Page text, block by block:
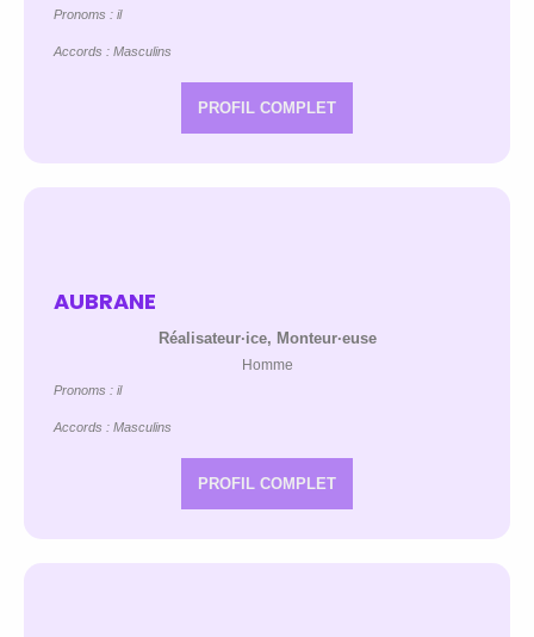
Pronoms : il
Accords : Masculins
PROFIL COMPLET
AUBRANE
Réalisateur·ice, Monteur·euse
Homme
Pronoms : il
Accords : Masculins
PROFIL COMPLET